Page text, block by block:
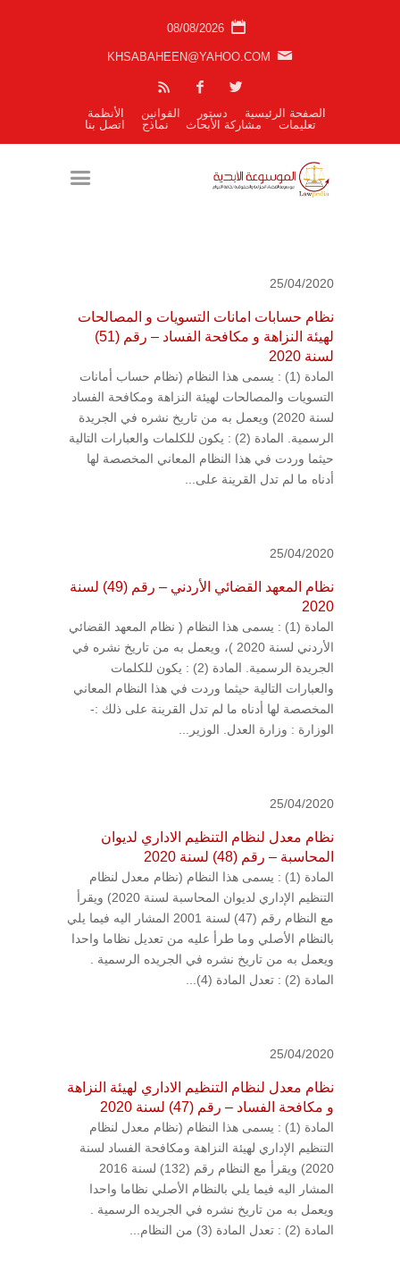
08/08/2026
KHSABAHEEN@YAHOO.COM
الصفحة الرئيسية دستور القوانين
الأنظمة
تعليمات
مشاركة الأبحاث نماذج اتصل بنا
25/04/2020
نظام حسابات امانات التسويات و المصالحات
لهيئة النزاهة و مكافحة الفساد – رقم (51)
لسنة 2020
المادة (1) : يسمى هذا النظام (نظام حساب أمانات
التسويات والمصالحات لهيئة النزاهة ومكافحة الفساد
لسنة 2020) ويعمل به من تاريخ نشره في الجريدة
الرسمية. المادة (2) : يكون للكلمات والعبارات التالية
حيثما وردت في هذا النظام المعاني المخصصة لها
أدناه ما لم تدل القرينة على...
25/04/2020
نظام المعهد القضائي الأردني – رقم (49) لسنة
2020
المادة (1) : يسمى هذا النظام ( نظام المعهد القضائي
الأردني لسنة 2020 )، ويعمل به من تاريخ نشره في
الجريدة الرسمية. المادة (2) : يكون للكلمات
والعبارات التالية حيثما وردت في هذا النظام المعاني
المخصصة لها أدناه ما لم تدل القرينة على ذلك :-
الوزارة : وزارة العدل. الوزير...
25/04/2020
نظام معدل لنظام التنظيم الاداري لديوان
المحاسبة – رقم (48) لسنة 2020
المادة (1) : يسمى هذا النظام (نظام معدل لنظام
التنظيم الإداري لديوان المحاسبة لسنة 2020) ويقرأ
مع النظام رقم (47) لسنة 2001 المشار اليه فيما يلي
بالنظام الأصلي وما طرأ عليه من تعديل نظاما واحدا
ويعمل به من تاريخ نشره في الجريده الرسمية .
المادة (2) : تعدل المادة (4)...
25/04/2020
نظام معدل لنظام التنظيم الاداري لهيئة النزاهة
و مكافحة الفساد – رقم (47) لسنة 2020
المادة (1) : يسمى هذا النظام (نظام معدل لنظام
التنظيم الإداري لهيئة النزاهة ومكافحة الفساد لسنة
2020) ويقرأ مع النظام رقم (132) لسنة 2016
المشار اليه فيما يلي بالنظام الأصلي نظاما واحدا
ويعمل به من تاريخ نشره في الجريده الرسمية .
المادة (2) : تعدل المادة (3) من النظام...